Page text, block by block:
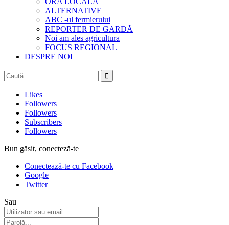
ALTERNATIVE
ABC -ul fermierului
REPORTER DE GARDĂ
Noi am ales agricultura
FOCUS REGIONAL
DESPRE NOI
Likes
Followers
Followers
Subscribers
Followers
Bun găsit, conecteză-te
Conectează-te cu Facebook
Google
Twitter
Sau